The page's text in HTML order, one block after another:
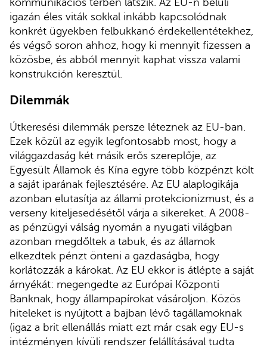
igazán éles viták sokkal inkább kapcsolódnak
konkrét ügyekben felbukkanó érdekellentétekhez,
és végső soron ahhoz, hogy ki mennyit fizessen a
közösbe, és abból mennyit kaphat vissza valami
konstrukción keresztül.
Dilemmák
Útkeresési dilemmák persze léteznek az EU-ban.
Ezek közül az egyik legfontosabb most, hogy a
világgazdaság két másik erős szereplője, az
Egyesült Államok és Kína egyre több közpénzt költ
a saját iparának fejlesztésére. Az EU alaplogikája
azonban elutasítja az állami protekcionizmust, és a
verseny kiteljesedésétől várja a sikereket. A 2008-
as pénzügyi válság nyomán a nyugati világban
azonban megdőltek a tabuk, és az államok
elkezdtek pénzt önteni a gazdaságba, hogy
korlátozzák a károkat. Az EU ekkor is átlépte a saját
árnyékát: megengedte az Európai Központi
Banknak, hogy állampapírokat vásároljon. Közös
hiteleket is nyújtott a bajban lévő tagállamoknak
(igaz a brit ellenállás miatt ezt már csak egy EU-s
intézményen kívüli rendszer felállításával tudta